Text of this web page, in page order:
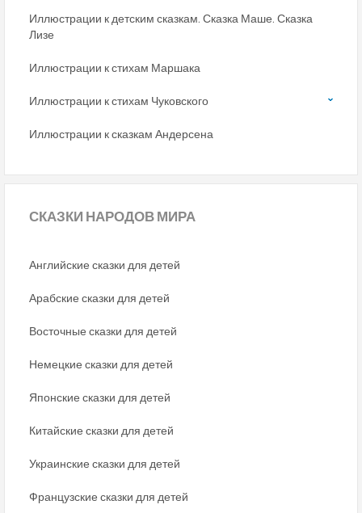
Иллюстрации к детским сказкам. Сказка Маше. Сказка
Лизе
Иллюстрации к стихам Маршака
Иллюстрации к стихам Чуковского
Иллюстрации к сказкам Андерсена
СКАЗКИ НАРОДОВ МИРА
Английские сказки для детей
Арабские сказки для детей
Восточные сказки для детей
Немецкие сказки для детей
Японские сказки для детей
Китайские сказки для детей
Украинские сказки для детей
Французские сказки для детей